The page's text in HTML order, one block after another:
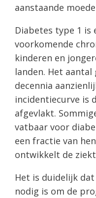
aanstaande
Diabetes type 1 is
voorkomende
kinderen en
landen. Het aantal
decennia
incidentiecurve is
afgevlakt.
vatbaar voor
een fractie van
ontwikkelt de
Het is duidelijk
nodig is om de